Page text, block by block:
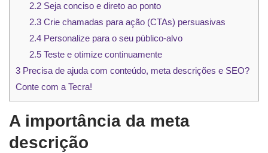
2.2Seja conciso e direto ao ponto
2.3Crie chamadas para ação (CTAs) persuasivas
2.4Personalize para o seu público-alvo
2.5Teste e otimize continuamente
3 Precisa de ajuda com conteúdo, meta descrições e SEO?
Conte com a Tecra!
A importância da meta
descrição